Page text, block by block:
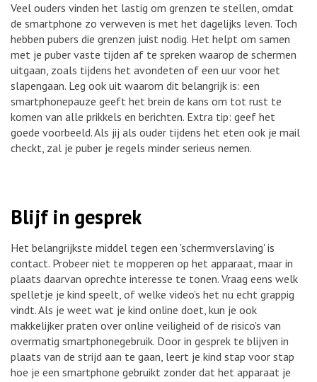
Veel ouders vinden het lastig om grenzen te stellen, omdat
de smartphone zo verweven is met het dagelijks leven. Toch
hebben pubers die grenzen juist nodig. Het helpt om samen
met je puber vaste tijden af te spreken waarop de schermen
uitgaan, zoals tijdens het avondeten of een uur voor het
slapengaan. Leg ook uit waarom dit belangrijk is: een
smartphonepauze geeft het brein de kans om tot rust te
komen van alle prikkels en berichten. Extra tip: geef het
goede voorbeeld. Als jij als ouder tijdens het eten ook je mail
checkt, zal je puber je regels minder serieus nemen.
Blijf in gesprek
Het belangrijkste middel tegen een 'schermverslaving' is
contact. Probeer niet te mopperen op het apparaat, maar in
plaats daarvan oprechte interesse te tonen. Vraag eens welk
spelletje je kind speelt, of welke video’s het nu echt grappig
vindt. Als je weet wat je kind online doet, kun je ook
makkelijker praten over online veiligheid of de risico's van
overmatig smartphonegebruik. Door in gesprek te blijven in
plaats van de strijd aan te gaan, leert je kind stap voor stap
hoe je een smartphone gebruikt zonder dat het apparaat je